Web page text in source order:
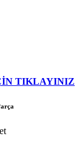
TIKLAYINIZ